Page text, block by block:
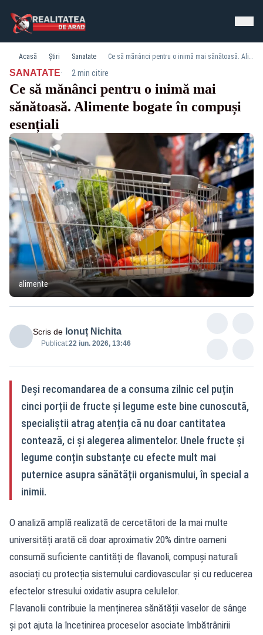
Acasă Știri Sanatate Ce să mănânci pentru o inimă mai sănătoasă. Alimente bogate în compuși esențiali
SANATATE· 2 min citire
Ce să mănânci pentru o inimă mai
sănătoasă. Alimente bogate în compuși
esențiali
alimente
Scris de Ionuț Nichita
Publicat:22 iun. 2026, 13:46
Deși recomandarea de a consuma zilnic cel puțin
cinci porții de fructe și legume este bine cunoscută,
specialiștii atrag atenția că nu doar cantitatea
contează, ci și alegerea alimentelor. Unele fructe și
legume conțin substanțe cu efecte mult mai
puternice asupra sănătății organismului, în special a
inimii.
O analiză amplă realizată de cercetători de la mai multe
universități arată că doar aproximativ 20% dintre oameni
consumă suficiente cantități de flavanoli, compuși naturali
asociați cu protecția sistemului cardiovascular și cu reducerea
efectelor stresului oxidativ asupra celulelor.
Flavanolii contribuie la menținerea sănătății vaselor de sânge
și pot ajuta la încetinirea proceselor asociate îmbătrânirii